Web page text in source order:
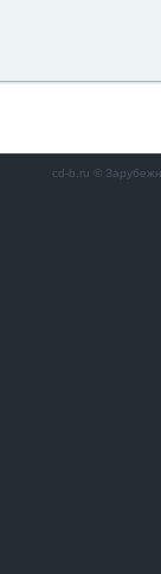
cd-b.ru ©